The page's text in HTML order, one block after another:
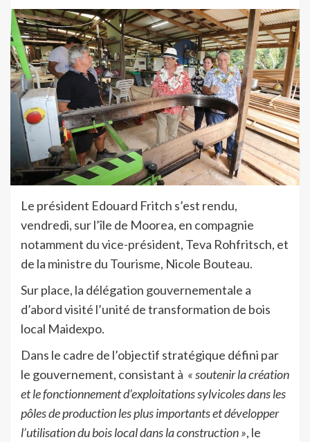
Le président Edouard Fritch s’est rendu,
vendredi, sur l’île de Moorea, en compagnie
notamment du vice-président, Teva Rohfritsch, et
de la ministre du Tourisme, Nicole Bouteau.
Sur place, la délégation gouvernementale a
d’abord visité l’unité de transformation de bois
local Maidexpo.
Dans le cadre de l’objectif stratégique défini par
le gouvernement, consistant à « soutenir la création
et le fonctionnement d’exploitations sylvicoles dans les
pôles de production les plus importants et développer
l’utilisation du bois local dans la construction », le